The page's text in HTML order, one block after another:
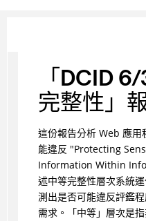
「DCID
完整性」
這份報告分析 Web 應用
能違反 "Protecting
Information Within
述中等完整性層次系統
測出是否可能違反評鑑
需求。「中等」層次是